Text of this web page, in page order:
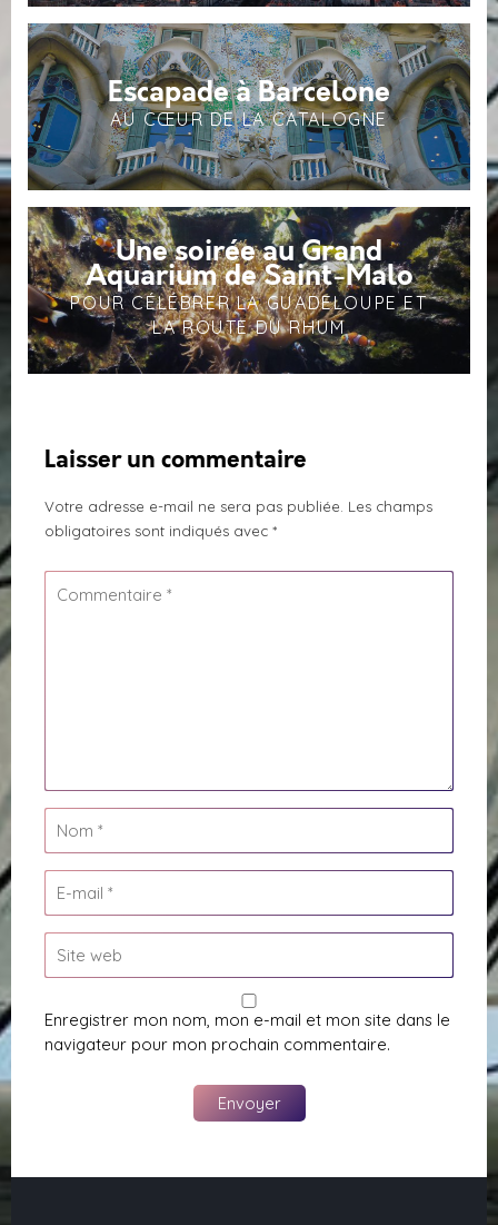
Escapade à Barcelone
AU CŒUR DE LA CATALOGNE
Une soirée au Grand
Aquarium de Saint-Malo
POUR CÉLÉBRER LA GUADELOUPE ET
LA ROUTE DU RHUM
Laisser un commentaire
Votre adresse e-mail ne sera pas publiée. Les champs
obligatoires sont indiqués avec *
Enregistrer mon nom, mon e-mail et mon site dans le
navigateur pour mon prochain commentaire.